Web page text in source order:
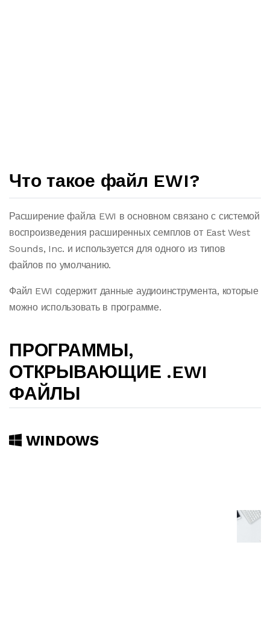
Что такое файл EWI?
Расширение файла EWI в основном связано с системой
воспроизведения расширенных семплов от East West
Sounds, Inc. и используется для одного из типов
файлов по умолчанию.
Файл EWI содержит данные аудиоинструмента, которые
можно использовать в программе.
ПРОГРАММЫ,
ОТКРЫВАЮЩИЕ .EWI
ФАЙЛЫ
WINDOWS